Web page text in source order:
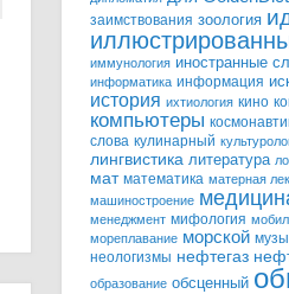
заимствования зоология
иммунология иностранные
информатика информация
история ихтиология кино
компьютеры
слова кулинарный
лингвистика литература
мат математика матерная
машиностроение
менеджмент мифология
мореплавание морской
неологизмы нефтегаз
образование обсценный